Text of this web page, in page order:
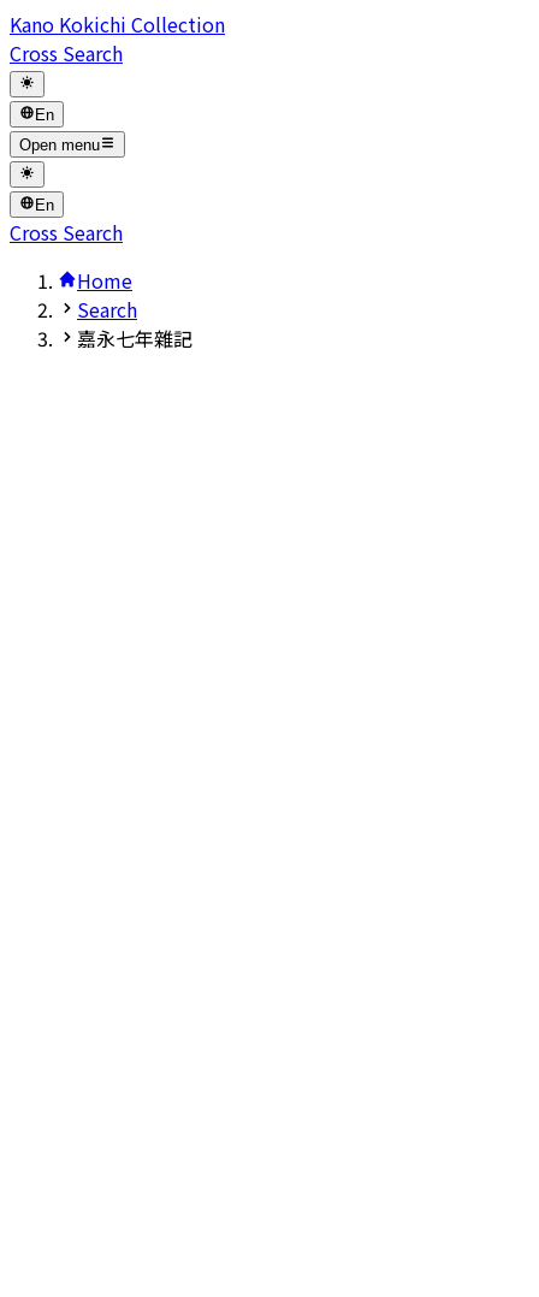
Kano Kokichi Collection
Cross Search
En
Open menu
En
Cross Search
Home
Search
嘉永七年雜記